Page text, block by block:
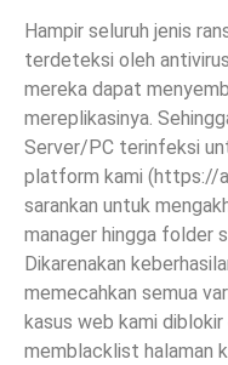
Hampir seluruh jenis
terdeteksi oleh
mereka dapat
mereplikasinya.
Server/PC terinfeksi
platform kami (https://
sarankan untuk
manager hingga folder
Dikarenakan
memecahkan semua
kasus web kami
memblacklist halaman